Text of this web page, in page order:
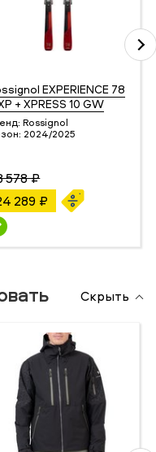
EXPERIENCE 78
+ XPRESS 10 GW
Rossignol
2024/2025
578 ₽
289 ₽
Скрыть